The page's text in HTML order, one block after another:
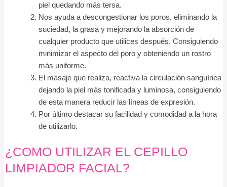
piel quedando más tersa.
Nos ayuda a descongestionar los poros, eliminando la
suciedad, la grasa y mejorando la absorción de
cualquier producto que utilices después. Consiguiendo
minimizar el aspecto del poro y obteniendo un rostro
más uniforme.
El masaje que realiza, reactiva la circulación sanguínea
dejando la piel más tonificada y luminosa, consiguiendo
de esta manera reducir las líneas de expresión.
Por último destacar su facilidad y comodidad a la hora
de utilizarlo.
¿COMO UTILIZAR EL CEPILLO
LIMPIADOR FACIAL?